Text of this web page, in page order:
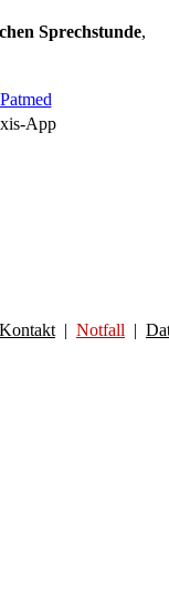
Sprechstunde,
App
Kontakt | Notfall |